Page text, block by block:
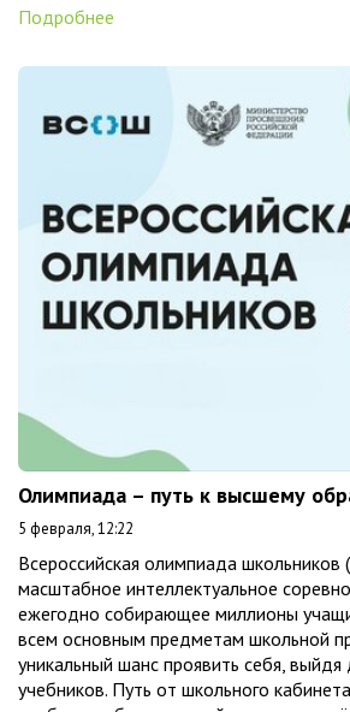
Подробнее
Олимпиада – путь к высшему
5 февраля, 12:22
Всероссийская олимпиада
масштабное интеллектуальное
ежегодно собирающее миллионы
всем основным предметам школьной
уникальный шанс проявить себя, выйдя
учебников. Путь от школьного